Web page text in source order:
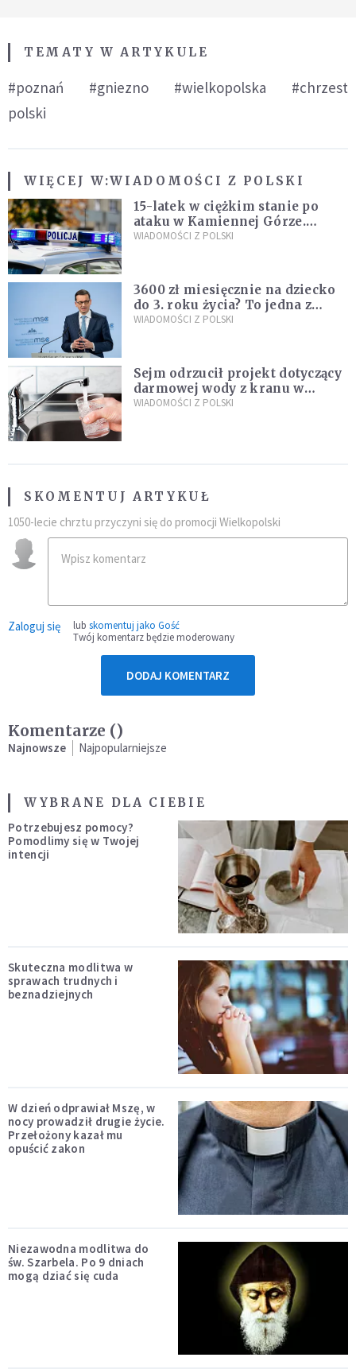
TEMATY W ARTYKULE
#poznań #gniezno #wielkopolska
#chrzest
polski
WIĘCEJ W:WIADOMOŚCI Z POLSKI
15-latek w ciężkim stanie po
ataku w Kamiennej Górze.
Policja zatrzymała dwóch
WIADOMOŚCI Z POLSKI
3600 zł miesięcznie na dziecko
do 3. roku życia? To jedna z
propozycji programu "Rozwój
WIADOMOŚCI Z POLSKI
Sejm odrzucił projekt dotyczący
darmowej wody z kranu w
restauracjach
WIADOMOŚCI Z POLSKI
SKOMENTUJ ARTYKUŁ
1050-lecie chrztu przyczyni się do promocji Wielkopolski
Zaloguj się lub skomentuj jako Gość
Twój komentarz będzie moderowany
DODAJ KOMENTARZ
Komentarze ()
Najnowsze Najpopularniejsze
WYBRANE DLA CIEBIE
Potrzebujesz pomocy?
Pomodlimy się w Twojej
intencji
Skuteczna modlitwa w
sprawach trudnych i
beznadziejnych
W dzień odprawiał Mszę, w
nocy prowadził drugie życie.
Przełożony kazał mu
opuścić zakon
Niezawodna modlitwa do
św. Szarbela. Po 9 dniach
mogą dziać się cuda